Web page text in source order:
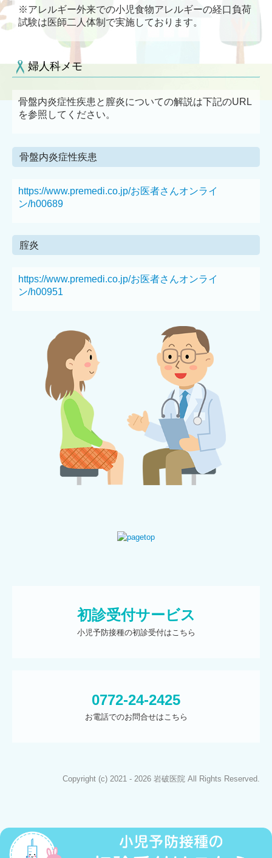
※アレルギー外来での小児食物アレルギーの経口負荷
試験は医師二人体制で実施しております。
婦人科メモ
骨盤内炎症性疾患と膣炎についての解説は下記のURL
を参照してください。
骨盤内炎症性疾患
https://www.premedi.co.jp/お医者さんオンライ
ン/h00689
腟炎
https://www.premedi.co.jp/お医者さんオンライ
ン/h00951
初診受付サービス
小児予防接種の初診受付はこちら
0772-24-2425
お電話でのお問合せはこちら
Copyright (c) 2021 - 2026 岩破医院 All Rights Reserved.